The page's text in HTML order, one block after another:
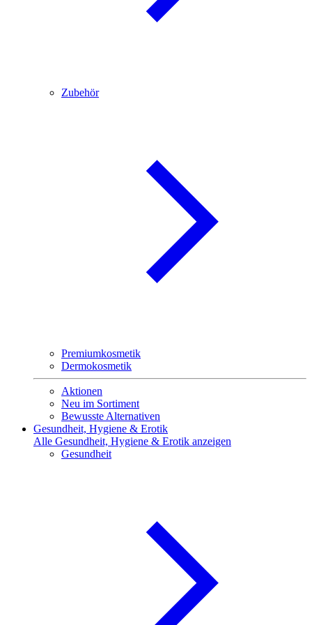
Zubehör
Premiumkosmetik
Dermokosmetik
Aktionen
Neu im Sortiment
Bewusste Alternativen
Gesundheit, Hygiene & Erotik
Alle Gesundheit, Hygiene & Erotik anzeigen
Gesundheit